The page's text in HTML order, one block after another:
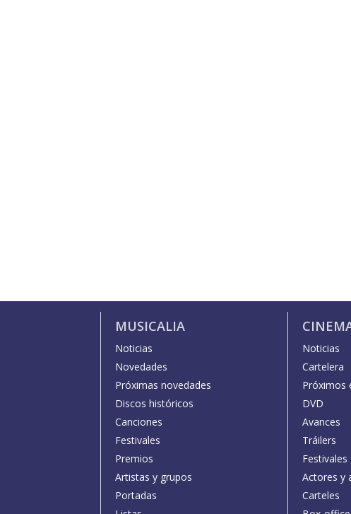
MUSICALIA
Noticias
Novedades
Próximas novedades
Discos históricos
Canciones
Festivales
Premios
Artistas y grupos
Portadas
Noticias
Cartelera
Próximos
DVD
Avances
Tráilers
Actores y
Carteles